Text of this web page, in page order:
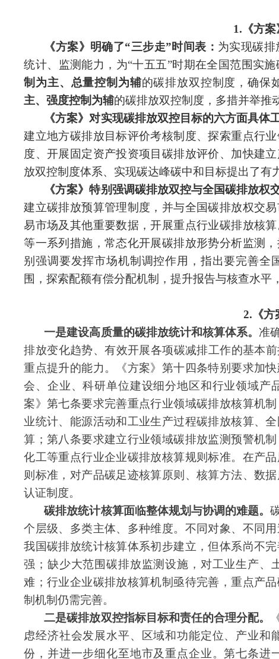
1.《方
《方案》明确了“三步走”时间表： 为实现碳排
统计、监测能力，为“十五五”时期在全国范围实施
制为主、总量控制为辅的碳排放双控制度，确保
主、强度控制为辅的碳排放双控制度，多措并举推
《方案》对实现碳排放双控目标的六方面具体
建立地方碳排放目标评价考核制度、探索重点行
度、开展固定资产投资项目碳排放评价、加快建
放双控制度体系、实现碳达峰碳中和目标提出了有
《方案》特别强调碳排放双控与全国碳排放权
建立碳排放预算管理制度，并与全国碳排放权交
易市场及其他重要数据，开展重点行业碳排放核
等一系列措施，常态化开展碳排放形势分析监测
别强调要发挥市场机制调控作用，指出要完善全
围，探索配额有偿分配机制，提升报告与核查水平
2.《方
一是建设高质量的碳排放统计和核算体系。 准
排放变化趋势、有效开展各项碳减排工作的基本
重点提升的能力。《方案》第十四条特别要求加
会、企业、科研单位建设细分地区和行业领域产
案》第七条要求完善重点行业领域碳排放核算机
业统计、能源活动和工业生产过程碳排放核算、全
算；第八条要求建立行业领域碳排放监测预警机
化工等重点行业企业碳排放核算规则标准。在产
则标准，对产品碳足迹核算原则、核算方法、数
认证制度。
碳排放统计核算面临整体规划与协调的难题。
个层级、多类主体、多种维度。不同对象、不同
我国碳排放统计核算体系初步建立，但体系尚不
强；缺少大范围碳排放监测设施，对工业生产、
难；行业企业碳排放核算机制亟待完善，重点产
制机制仍需完善。
二是碳排放双控指标目标和责任的合理分配。
虑经济社会发展水平、区域和功能定位、产业和
份，并进一步细化至地市及重点企业。第七条进